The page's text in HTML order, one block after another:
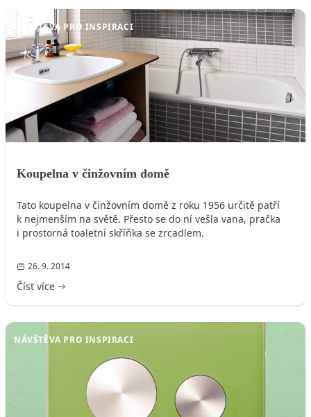
NÁVŠTĚVA PRO INSPIRACI
Koupelna v činžovním domě
Tato koupelna v činžovním domě z roku 1956 určitě patří
k nejmenším na světě. Přesto se do ní vešla vana, pračka
i prostorná toaletní skříňka se zrcadlem.
26. 9. 2014
Číst více
NÁVŠTĚVA PRO INSPIRACI